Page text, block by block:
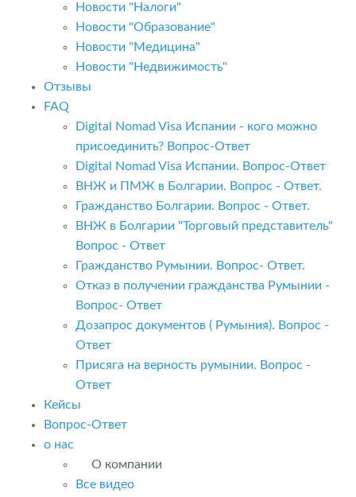
Новости "Налоги"
Новости "Образование"
Новости "Медицина"
Новости "Недвижимость"
Отзывы
FAQ
Digital Nomad Visa Испании - кого можно
присоединить? Вопрос-Ответ
Digital Nomad Visa Испании. Вопрос-Ответ
ВНЖ и ПМЖ в Болгарии. Вопрос - Ответ.
Гражданство Болгарии. Вопрос - Ответ.
ВНЖ в Болгарии "Торговый представитель"
Вопрос - Ответ
Гражданство Румынии. Вопрос- Ответ.
Отказ в получении гражданства Румынии -
Вопрос- Ответ
Дозапрос документов ( Румыния). Вопрос -
Ответ
Присяга на верность румынии. Вопрос -
Ответ
Кейсы
Вопрос-Ответ
о нас
О компании
Все видео